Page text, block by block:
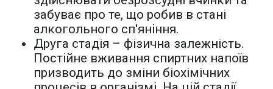
забуває про те, що робив в стані
алкогольного сп'яніння.
Друга стадія – фізична залежність.
Постійне вживання спиртних напоїв
призводить до зміни біохімічних